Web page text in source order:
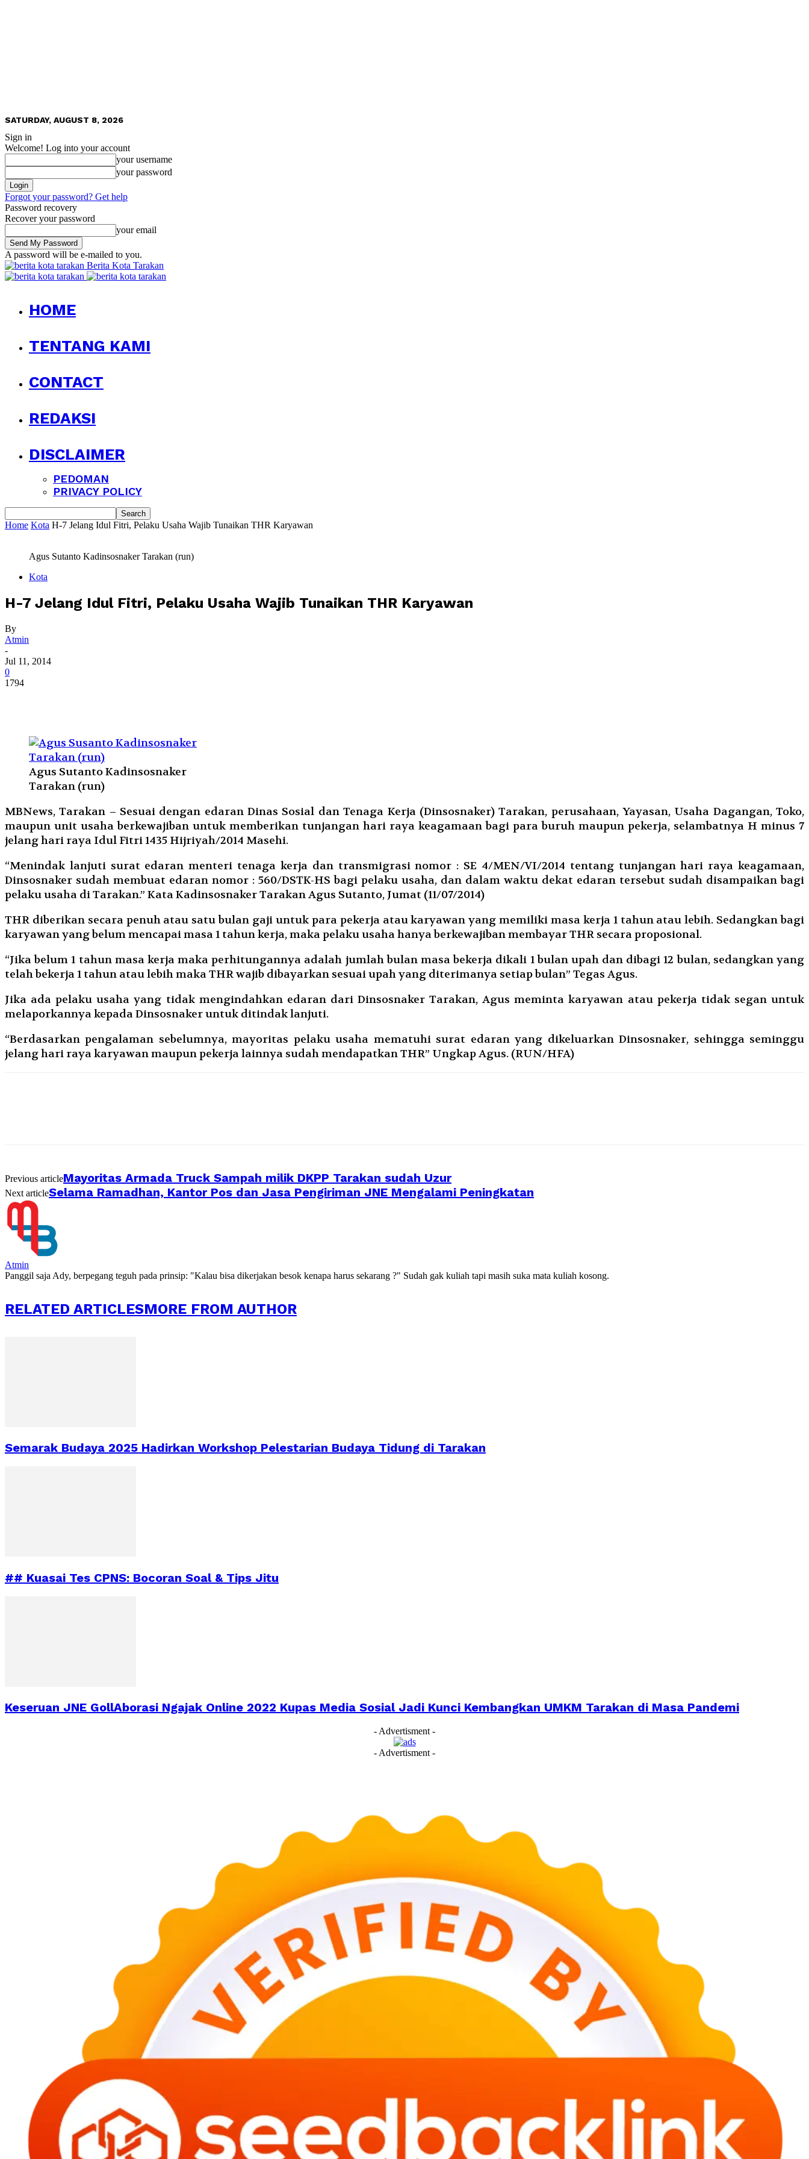
SATURDAY, AUGUST 8, 2026
Sign in
Welcome! Log into your account
your username
your password
Forgot your password? Get help
Password recovery
Recover your password
your email
A password will be e-mailed to you.
Berita Kota Tarakan
HOME
TENTANG KAMI
CONTACT
REDAKSI
DISCLAIMER
PEDOMAN
PRIVACY POLICY
Home Kota H-7 Jelang Idul Fitri, Pelaku Usaha Wajib Tunaikan THR Karyawan
Agus Sutanto Kadinsosnaker Tarakan (run)
Kota
H-7 Jelang Idul Fitri, Pelaku Usaha Wajib Tunaikan THR Karyawan
By
Atmin
-
Jul 11, 2014
0
1794
Agus Sutanto Kadinsosnaker
Tarakan (run)
MBNews, Tarakan – Sesuai dengan edaran Dinas Sosial dan Tenaga Kerja (Dinsosnaker) Tarakan, perusahaan, Yayasan, Usaha Dagangan, Toko,
maupun unit usaha berkewajiban untuk memberikan tunjangan hari raya keagamaan bagi para buruh maupun pekerja, selambatnya H minus 7
jelang hari raya Idul Fitri 1435 Hijriyah/2014 Masehi.
“Menindak lanjuti surat edaran menteri tenaga kerja dan transmigrasi nomor : SE 4/MEN/VI/2014 tentang tunjangan hari raya keagamaan,
Dinsosnaker sudah membuat edaran nomor : 560/DSTK-HS bagi pelaku usaha, dan dalam waktu dekat edaran tersebut sudah disampaikan bagi
pelaku usaha di Tarakan.” Kata Kadinsosnaker Tarakan Agus Sutanto, Jumat (11/07/2014)
THR diberikan secara penuh atau satu bulan gaji untuk para pekerja atau karyawan yang memiliki masa kerja 1 tahun atau lebih. Sedangkan bagi
karyawan yang belum mencapai masa 1 tahun kerja, maka pelaku usaha hanya berkewajiban membayar THR secara proposional.
“Jika belum 1 tahun masa kerja maka perhitungannya adalah jumlah bulan masa bekerja dikali 1 bulan upah dan dibagi 12 bulan, sedangkan yang
telah bekerja 1 tahun atau lebih maka THR wajib dibayarkan sesuai upah yang diterimanya setiap bulan” Tegas Agus.
Jika ada pelaku usaha yang tidak mengindahkan edaran dari Dinsosnaker Tarakan, Agus meminta karyawan atau pekerja tidak segan untuk
melaporkannya kepada Dinsosnaker untuk ditindak lanjuti.
“Berdasarkan pengalaman sebelumnya, mayoritas pelaku usaha mematuhi surat edaran yang dikeluarkan Dinsosnaker, sehingga seminggu
jelang hari raya karyawan maupun pekerja lainnya sudah mendapatkan THR” Ungkap Agus. (RUN/HFA)
Previous articleMayoritas Armada Truck Sampah milik DKPP Tarakan sudah Uzur
Next articleSelama Ramadhan, Kantor Pos dan Jasa Pengiriman JNE Mengalami Peningkatan
Atmin
Panggil saja Ady, berpegang teguh pada prinsip: "Kalau bisa dikerjakan besok kenapa harus sekarang ?" Sudah gak kuliah tapi masih suka mata kuliah kosong.
RELATED ARTICLESMORE FROM AUTHOR
Semarak Budaya 2025 Hadirkan Workshop Pelestarian Budaya Tidung di Tarakan
## Kuasai Tes CPNS: Bocoran Soal & Tips Jitu
Keseruan JNE GollAborasi Ngajak Online 2022 Kupas Media Sosial Jadi Kunci Kembangkan UMKM Tarakan di Masa Pandemi
- Advertisment -
- Advertisment -